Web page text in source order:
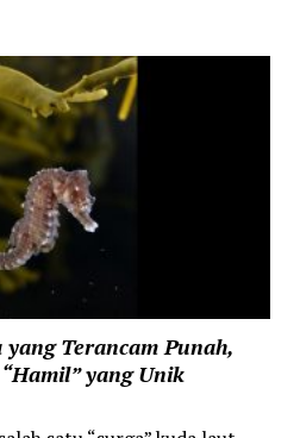
Terancam Punah,
yang Unik